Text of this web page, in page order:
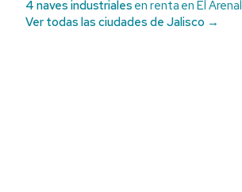
4 naves industriales en renta en El Arenal
Ver todas las ciudades de Jalisco →